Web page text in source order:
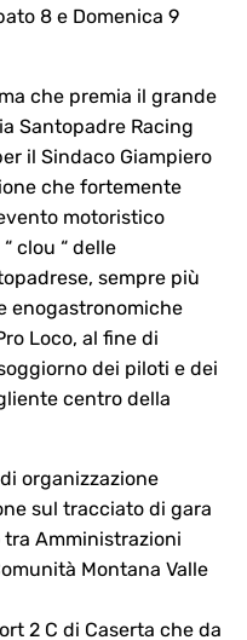
8 e Domenica 9
che premia il grande
Santopadre Racing
il Sindaco Giampiero
che fortemente
motoristico
clou “ delle
sempre più
enogastronomiche
Loco, al fine di
dei piloti e dei
centro della
organizzazione
sul tracciato di gara
Amministrazioni
Montana Valle
2 C di Caserta che da